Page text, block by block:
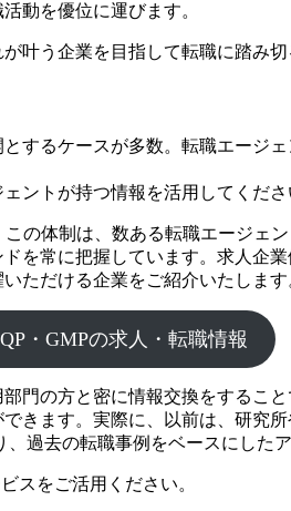
動を優位に運びます。
叶う企業を目指して転職に踏み切
するケースが多数。転職エージ
ントが持つ情報を活用してくださ
の体制は、数ある転職エージェ
を常に把握しています。求人企
ただける企業をご紹介いたします
・GMPの求人・転職情報
門の方と密に情報交換をするこ
きます。実際に、以前は、研究
過去の転職事例をベースにした
スをご活用ください。